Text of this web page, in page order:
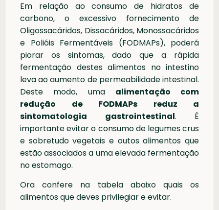
Em relação ao consumo de hidratos de
carbono, o excessivo fornecimento de
Oligossacáridos, Dissacáridos, Monossacáridos
e Polióis Fermentáveis (FODMAPs), poderá
piorar os sintomas, dado que a rápida
fermentação destes alimentos no intestino
leva ao aumento de permeabilidade intestinal.
Deste modo, uma alimentação com
redução de FODMAPs reduz a
sintomatologia gastrointestinal. É
importante evitar o consumo de legumes crus
e sobretudo vegetais e outos alimentos que
estão associados a uma elevada fermentação
no estomago.
Ora confere na tabela abaixo quais os
alimentos que deves privilegiar e evitar.